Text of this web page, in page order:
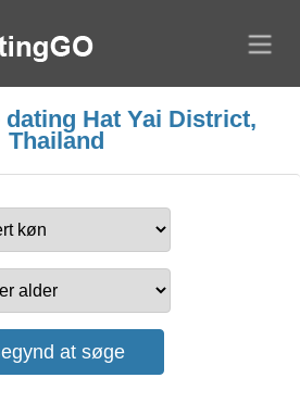
Hat Yai District,
Thailand